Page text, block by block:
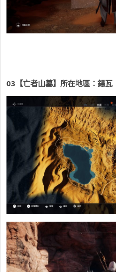
03 【亡者山墓】所在地區：鍚瓦